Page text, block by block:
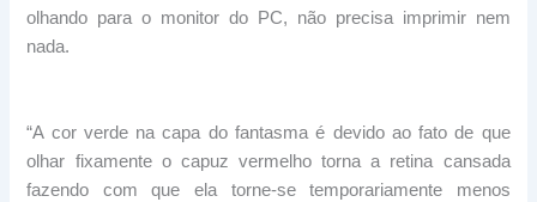
olhando para o monitor do PC, não precisa imprimir nem
nada.
“A cor verde na capa do fantasma é devido ao fato de que
olhar fixamente o capuz vermelho torna a retina cansada
fazendo com que ela torne-se temporariamente menos